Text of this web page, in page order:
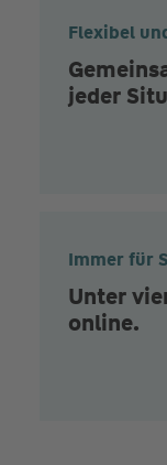
Flexibel
jeder
Immer für
Unter
online.